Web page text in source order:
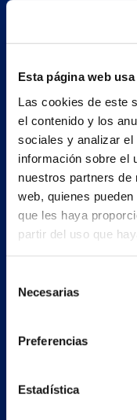
Esta página web
Las cookies de este
el contenido y los
sociales y analizar
información sobre el
nuestros partners de
web, quienes
que les haya
partir del uso que
Necesarias
Preferencias
Estadística
Estrada Porto Cabeiro,